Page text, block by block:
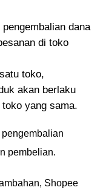
dana
di toko
toko,
akan berlaku
yang sama.
pembelian.
Shopee